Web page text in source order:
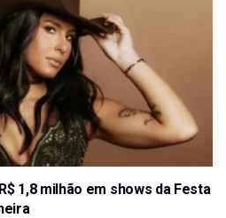
1,8 milhão em shows da Festa